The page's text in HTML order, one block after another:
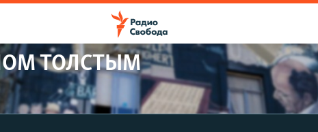
ТОЛСТЫМ